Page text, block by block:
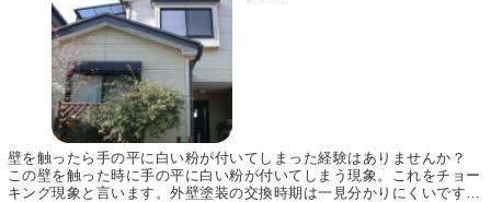
壁を触ったら手の平に白い粉が付いてしまった経験はありませんか？
この壁を触った時に手の平に白い粉が付いてしまう現象。これをチョー
キング現象と言います。外壁塗装の交換時期は一見分かりにくいです